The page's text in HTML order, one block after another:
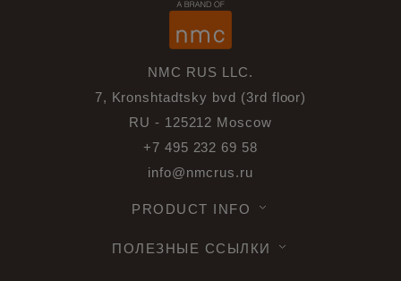
NMC RUS LLC.
7, Kronshtadtsky bvd (3rd floor)
RU - 125212 Moscow
+7 495 232 69 58
info@nmcrus.ru
PRODUCT INFO
ПОЛЕЗНЫЕ ССЫЛКИ